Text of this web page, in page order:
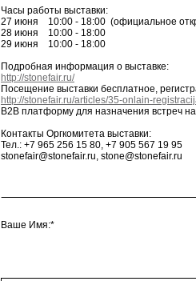
Часы работы выставки:
27 июня 10:00 - 18:00 (официальное
28 июня 10:00 - 18:00
29 июня 10:00 - 18:00
Подробная информация о выставке:
http://stonefair.ru/
Посещение выставки бесплатное,
http://stonefair.ru/articles/35-onlain-
B2B платформу для назначения встреч
Контакты Оргкомитета выставки:
Тел.: +7 965 256 15 80, +7 905 567 19 95
stonefair@stonefair.ru, stone@stonefair.ru
Ваше Имя:*